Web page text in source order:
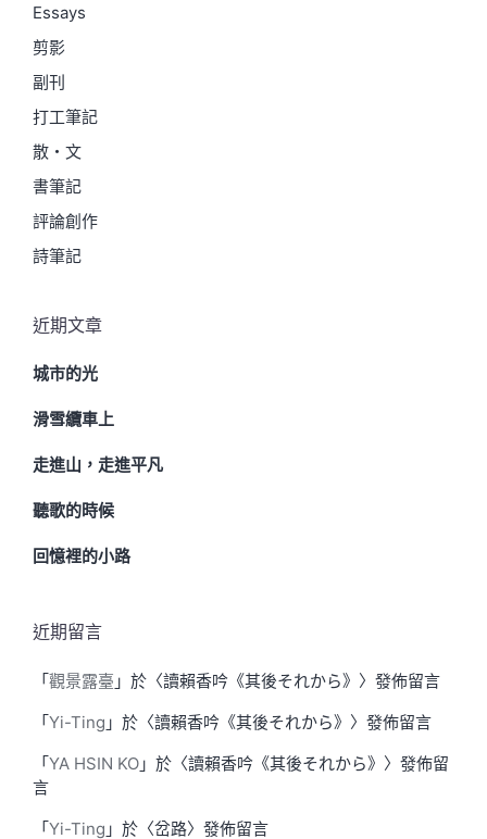
Essays
剪影
副刊
打工筆記
散・文
書筆記
評論創作
詩筆記
近期文章
城市的光
滑雪纜車上
走進山，走進平凡
聽歌的時候
回憶裡的小路
近期留言
「觀景露臺 」於〈讀賴香吟《其後それから》 〉發佈留言
「Yi-Ting 」於〈讀賴香吟《其後それから》 〉發佈留言
「YA HSIN KO 」於〈讀賴香吟《其後それから》 〉發佈留
言
「Yi-Ting 」於〈岔路〉發佈留言